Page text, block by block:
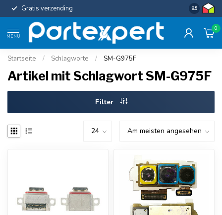
Gratis verzending Uniforme
8.5
MENU
0
Startseite / Schlagworte / SM-G975F
Artikel mit Schlagwort SM-G975F
Filter